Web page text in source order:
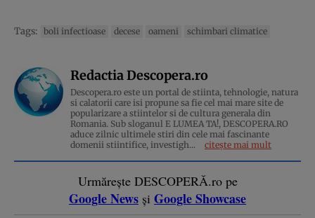
Tags: boli infectioase decese oameni schimbari climatice
Redactia Descopera.ro
Descopera.ro este un portal de stiinta, tehnologie, natura
si calatorii care isi propune sa fie cel mai mare site de
popularizare a stiintelor si de cultura generala din
Romania. Sub sloganul E LUMEA TA!, DESCOPERA.RO
aduce zilnic ultimele stiri din cele mai fascinante
domenii stiintifice, investigh...
citește mai mult
Urmărește DESCOPERĂ.ro pe
Google News și Google Showcase